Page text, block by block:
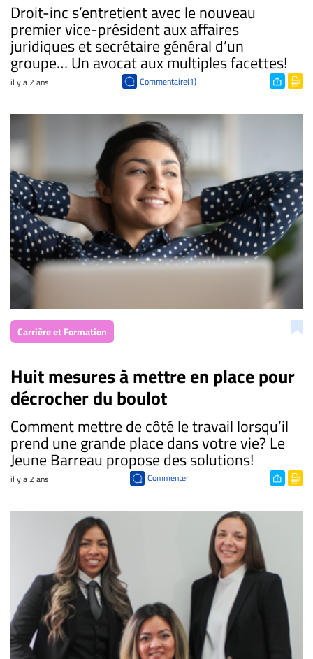
Droit-inc s’entretient avec le nouveau
premier vice-président aux affaires
juridiques et secrétaire général d’un
groupe… Un avocat aux multiples facettes!
il y a 2 ans Commentaire(1)
Carrière et Formation
Huit mesures à mettre en place pour
décrocher du boulot
Comment mettre de côté le travail lorsqu’il
prend une grande place dans votre vie? Le
Jeune Barreau propose des solutions!
il y a 2 ans Commenter